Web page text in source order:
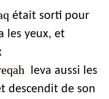
était sorti pour
les yeux, et
leva aussi les
descendit de son